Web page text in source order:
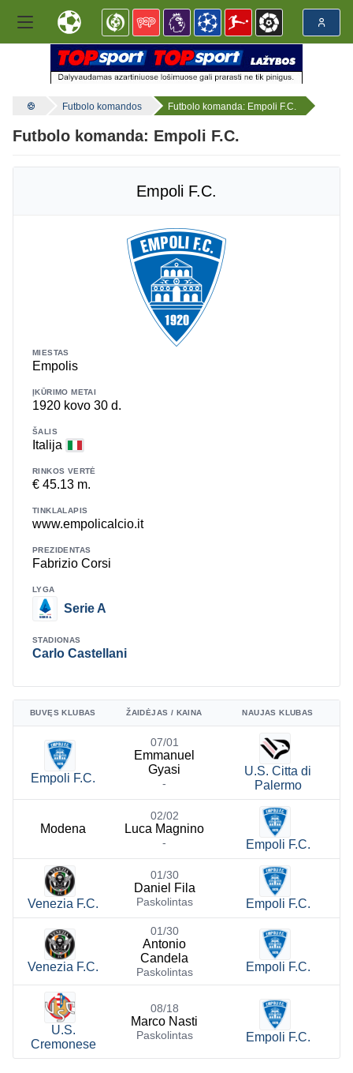
Futbolo komandos Futbolo komanda: Empoli F.C.
Futbolo komanda: Empoli F.C.
Empoli F.C.
MIESTAS
Empolis
ĮKŪRIMO METAI
1920 kovo 30 d.
ŠALIS
Italija
RINKOS VERTĖ
€ 45.13 m.
TINKLALAPIS
www.empolicalcio.it
PREZIDENTAS
Fabrizio Corsi
LYGA
Serie A
STADIONAS
Carlo Castellani
BUVĘS KLUBAS ŽAIDĖJAS / KAINA NAUJAS KLUBAS
Empoli F.C.
07/01
Emmanuel
Gyasi
-
U.S. Citta di
Palermo
Modena
02/02
Luca Magnino
- Empoli F.C.
Venezia F.C.
01/30
Daniel Fila
Paskolintas Empoli F.C.
Venezia F.C.
01/30
Antonio
Candela
Paskolintas Empoli F.C.
U.S.
Cremonese
08/18
Marco Nasti
Paskolintas Empoli F.C.